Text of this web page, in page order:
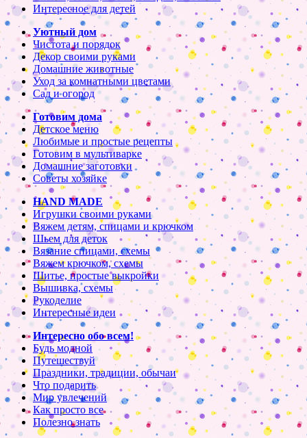
Интересное для детей
Уютный дом
Чистота и порядок
Декор своими руками
Домашние животные
Уход за комнатными цветами
Сад и огород
Готовим дома
Детское меню
Любимые и простые рецепты
Готовим в мультиварке
Домашние заготовки
Советы хозяйке
HAND MADE
Игрушки своими руками
Вяжем детям, спицами и крючком
Шьем для деток
Вязание спицами, схемы
Вяжем крючком, схемы
Шитье, простые выкройки
Вышивка, схемы
Рукоделие
Интересные идеи
Интересно обо всем!
Будь модной
Путешествуй
Праздники, традиции, обычаи
Что подарить
Мир увлечений
Как просто все
Полезно знать